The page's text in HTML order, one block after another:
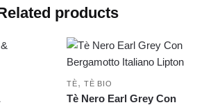
products
TÈ,TÈ BIO
Tè Nero Earl Grey Con